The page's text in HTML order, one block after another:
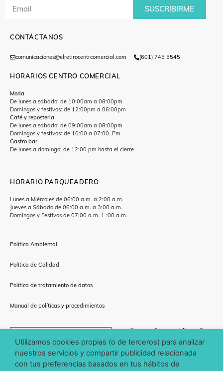
SUSCRIBIRME
CONTÁCTANOS
comunicaciones@elretirocentrcomercial.com (601) 745 5545
HORARIOS CENTRO COMERCIAL
Moda
De lunes a sabado: de 10:00am a 08:00pm
Domingos y festivos: de 12:00pm a 06:00pm
Café y reposteria
De lunes a sabado: de 09:00am a 08:00pm
Domingos y festivos: de 10:00 a 07:00. Pm
Gastro bar
De lunes a domingo: de 12:00 pm hasta el cierre
HORARIO PARQUEADERO
Lunes a Miércoles de 06:00 a.m. a 2:00 a.m.
Jueves a Sábado de 06:00 a.m. a 3:00 a.m.
Domingos y Festivos de 07:00 a.m. 1 :00 a.m.
Política Ambiental
Política de Calidad
Política de tratamiento de datos
Manual de políticas y procedimientos
Utilizamos cookies propias (o de terceros) para analizar
nuestros servicios y compartir publicidad relacionada
con tus preferencias basados en tus hábitos de